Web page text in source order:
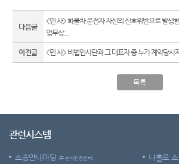
다음글
<민 사> 화물차 운전자 자신의 신호위반으로 발생
업무상...
이전글 <민 사> 비법인사단과 그 대표자 중 누가 계약당사
목록
관련시스템
소송안내마당 (구 전자민원센터) 나홀로